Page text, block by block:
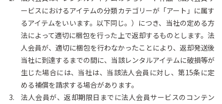
ービスにおけるアイテムの分類カテゴリーが「アート」に属す
るアイテムをいいます。以下同じ。）につき、当社の定める方
法によって適切に梱包を行った上で返却するものとします。法
人会員が、適切に梱包を行わなかったことにより、返却発送後
当社に到達するまでの間に、当該レンタルアイテムに破損等が
生じた場合には、当社は、当該法人会員に対し、第15条に定
める補償を請求する場合があります。
法人会員が、返却期限日までに法人会員サービスのコンテン